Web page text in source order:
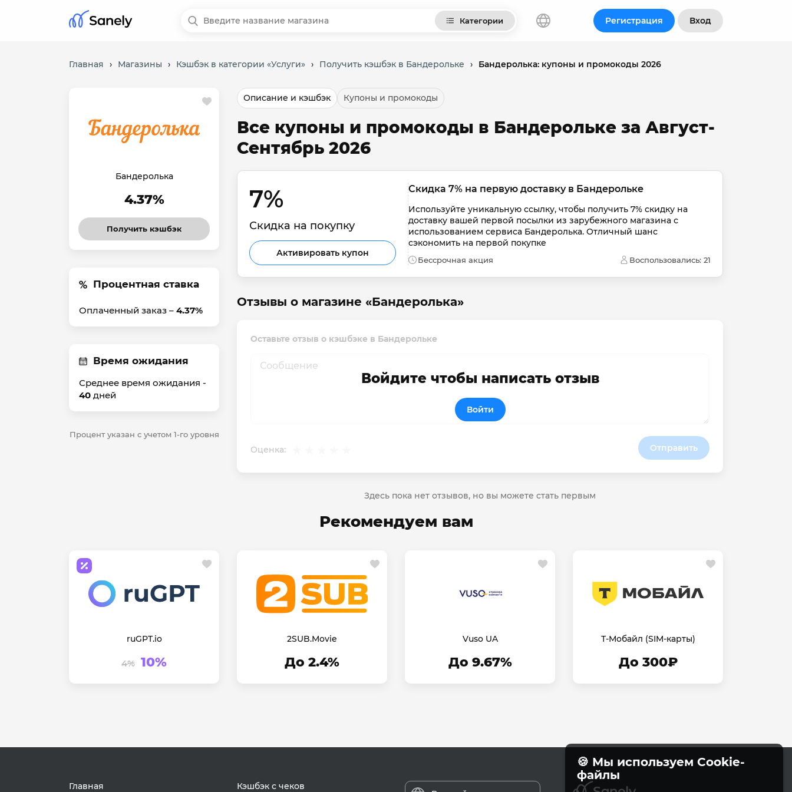
Категории Регистрация Вход
Главная › Магазины › Кэшбэк в категории «Услуги» › Получить кэшбэк в Бандерольке › Бандеролька: купоны и промокоды 2026
Бандеролька
4.37%
Получить кэшбэк
Процентная ставка
Оплаченный заказ – 4.37%
Время ожидания
Среднее время ожидания -
40 дней
Процент указан с учетом 1-го уровня
Описание и кэшбэк Купоны и промокоды
Все купоны и промокоды в Бандерольке за Август-
Сентябрь 2026
7%
Скидка на покупку
Активировать купон
Скидка 7% на первую доставку в Бандерольке
Используйте уникальную ссылку, чтобы получить 7% скидку на
доставку вашей первой посылки из зарубежного магазина с
использованием сервиса Бандеролька. Отличный шанс
сэкономить на первой покупке
Бессрочная акция Воспользовались: 21
Отзывы о магазине «Бандеролька»
Оставьте отзыв о кэшбэке в Бандерольке
Оценка: Отправить
Войдите чтобы написать отзыв
Войти
Здесь пока нет отзывов, но вы можете стать первым
Рекомендуем вам
ruGPT.io
4% 10%
2SUB.Movie
До 2.4%
Vuso UA
До 9.67%
Т-Мобайл (SIM-карты)
До 300₽
Главная Кэшбэк с чеков
🍪 Мы используем Cookie-
файлы